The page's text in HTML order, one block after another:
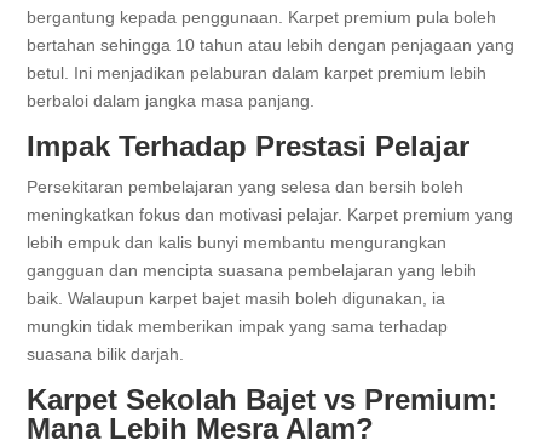
bergantung kepada penggunaan. Karpet premium pula boleh
bertahan sehingga 10 tahun atau lebih dengan penjagaan yang
betul. Ini menjadikan pelaburan dalam karpet premium lebih
berbaloi dalam jangka masa panjang.
Impak Terhadap Prestasi Pelajar
Persekitaran pembelajaran yang selesa dan bersih boleh
meningkatkan fokus dan motivasi pelajar. Karpet premium yang
lebih empuk dan kalis bunyi membantu mengurangkan
gangguan dan mencipta suasana pembelajaran yang lebih
baik. Walaupun karpet bajet masih boleh digunakan, ia
mungkin tidak memberikan impak yang sama terhadap
suasana bilik darjah.
Karpet Sekolah Bajet vs Premium:
Mana Lebih Mesra Alam?